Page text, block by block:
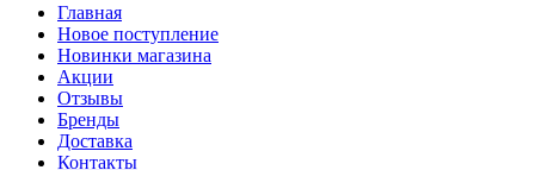
Главная
Новое поступление
Новинки магазина
Акции
Отзывы
Бренды
Доставка
Контакты